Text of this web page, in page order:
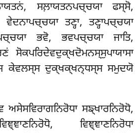
ਸਲ਼ਾਯਤਨਪਚ੍ਚਯਾ ਫਸ੍ਸੋ,
ਤਣ੍ਹਾ, ਤਣ੍ਹਾਪਚ੍ਚਯਾ
ਭਵੋ, ਭਵਪਚ੍ਚਯਾ ਜਾਤਿ,
ਸੋਕਪਰਿਦੇਵਦੁਕ੍ਖਦੋਮਨਸ੍ਸੁਪਾਯਾਸਾ
ਕੇਵਲਸ੍ਸ ਦੁਕ੍ਖਕ੍ਖਨ੍ਧਸ੍ਸ ਸਮੁਦਯੋ
ਅਸੇਸਵਿਰਾਗਨਿਰੋਧਾ ਸਙ੍ਖਾਰਨਿਰੋਧੋ,
ਵਿਞ੍ਞਾਣਨਿਰੋਧਾ